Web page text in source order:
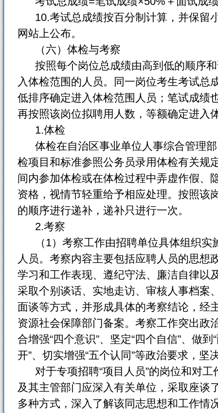
10.考试总成绩按百分制计算，并保留
网站上公布。
（六）体检与考察
按照每个岗位总成绩由高到低的顺序和
入体检范围的人员。同一岗位考生考试总
低排序确定进入体检范围人员；笔试成绩
再按照该岗位拟聘用人数，等额确定进入
1.体检
体检在自治区事业单位人事综合管理部
检项目和标准参照公务员录用体检有关规
间内参加体检或在体检过程中弄虚作假、
资格，视情节轻重给予相应处理。按照该
的顺序进行递补，递补只进行一次。
2.考察
（1）考察工作由招聘单位具体组织实
人员。考察内容主要包括应聘人员的思想
学习和工作表现、遵纪守法、廉洁自律以
采取个别谈话、实地走访、审核人事档案
面谈等方式，并形成具体的考察结论，经
资源社会保障部门备案。考察工作突出政
合增强“四个意识”、坚定“四个自信”、做
开”、切实增强“五个认同”等政治要求，
对于专项招聘“项目人员”的岗位和对工
及其主管部门应深入有关单位，采取座谈
多种方式，深入了解该同志思想和工作情